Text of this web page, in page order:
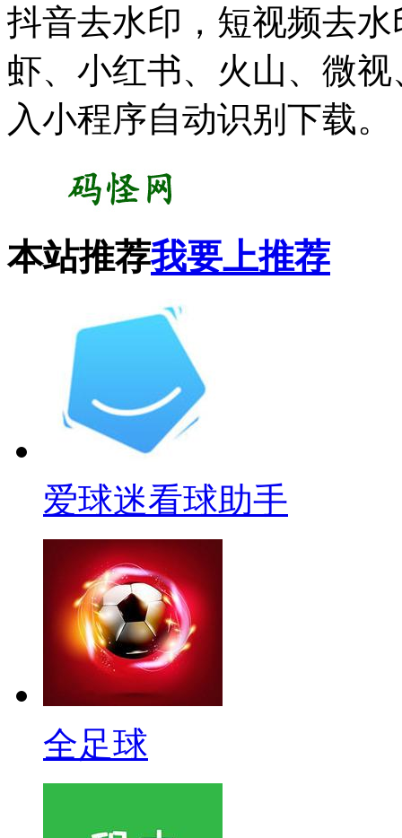
抖音去水印，短视频去
虾、小红书、火山、微
入小程序自动识别下载。
本站推荐我要上推荐
爱球迷看球助手
全足球